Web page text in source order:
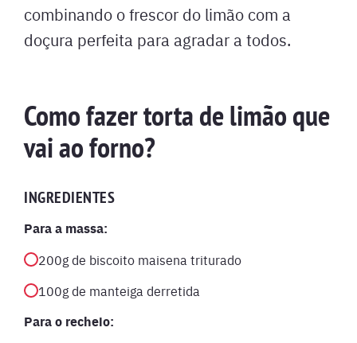
combinando o frescor do limão com a
doçura perfeita para agradar a todos.
Como fazer torta de limão que
vai ao forno?
INGREDIENTES
Para a massa:
200g de biscoito maisena triturado
100g de manteiga derretida
Para o recheio: